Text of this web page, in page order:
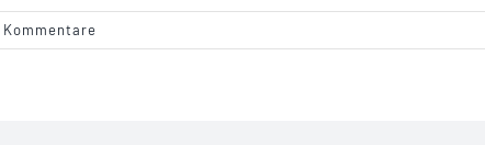
Kommentare